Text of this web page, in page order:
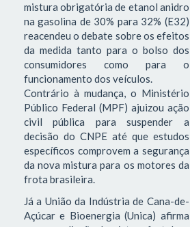
mistura obrigatória de etanol anidro
na gasolina de 30% para 32% (E32)
reacendeu o debate sobre os efeitos
da medida tanto para o bolso dos
consumidores como para o
funcionamento dos veículos.
Contrário à mudança, o Ministério
Público Federal (MPF) ajuizou ação
civil pública para suspender a
decisão do CNPE até que estudos
específicos comprovem a segurança
da nova mistura para os motores da
frota brasileira.
Já a União da Indústria de Cana-de-
Açúcar e Bioenergia (Unica) afirma